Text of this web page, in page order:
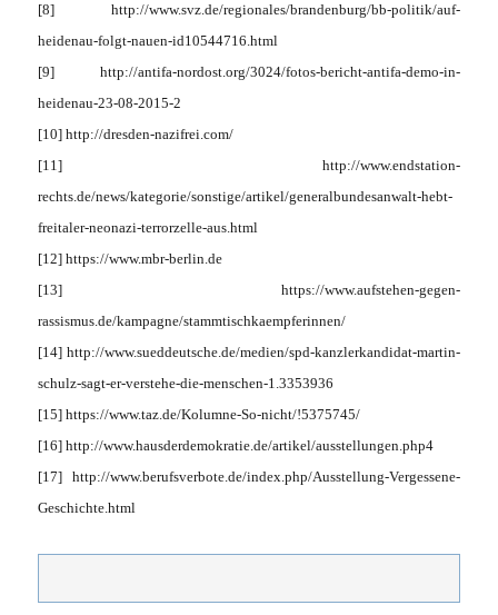
[8] http://www.svz.de/regionales/brandenburg/bb-politik/auf-
heidenau-folgt-nauen-id10544716.html
[9] http://antifa-nordost.org/3024/fotos-bericht-antifa-demo-in-
heidenau-23-08-2015-2
[10] http://dresden-nazifrei.com/
[11] http://www.endstation-
rechts.de/news/kategorie/sonstige/artikel/generalbundesanwalt-hebt-
freitaler-neonazi-terrorzelle-aus.html
[12] https://www.mbr-berlin.de
[13] https://www.aufstehen-gegen-
rassismus.de/kampagne/stammtischkaempferinnen/
[14] http://www.sueddeutsche.de/medien/spd-kanzlerkandidat-martin-
schulz-sagt-er-verstehe-die-menschen-1.3353936
[15] https://www.taz.de/Kolumne-So-nicht/!5375745/
[16] http://www.hausderdemokratie.de/artikel/ausstellungen.php4
[17] http://www.berufsverbote.de/index.php/Ausstellung-Vergessene-
Geschichte.html